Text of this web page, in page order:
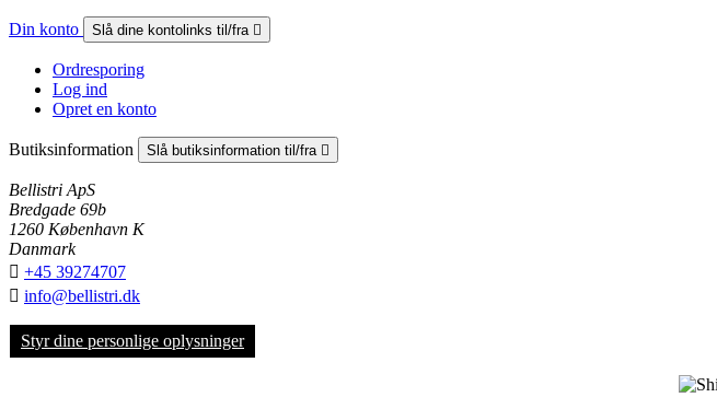
Din konto Slå dine kontolinks til/fra 
Ordresporing
Log ind
Opret en konto
Butiksinformation Slå butiksinformation til/fra 
Bellistri ApS
Bredgade 69b
1260 København K
Danmark
 +45 39274707
 info@bellistri.dk
Styr dine personlige oplysninger